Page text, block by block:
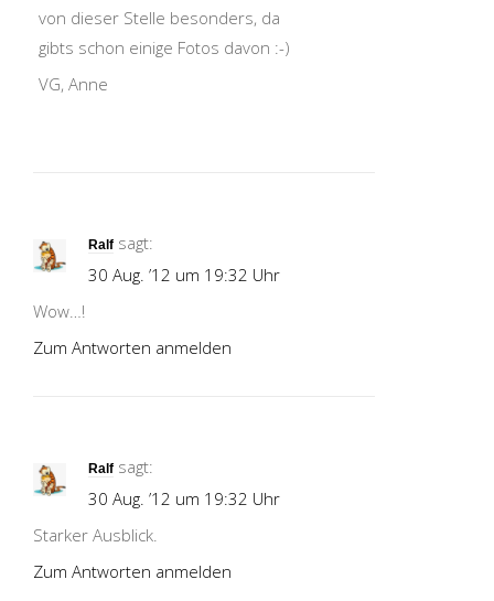
von dieser Stelle besonders, da
gibts schon einige Fotos davon :-)
VG, Anne
Ralf sagt:
30 Aug. ’12 um 19:32 Uhr
Wow…!
Zum Antworten anmelden
Ralf sagt:
30 Aug. ’12 um 19:32 Uhr
Starker Ausblick.
Zum Antworten anmelden